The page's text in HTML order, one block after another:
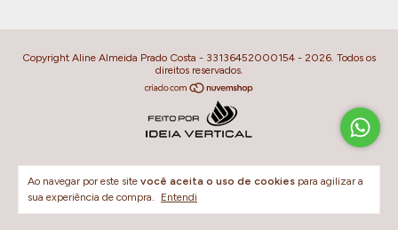
Ao navegar por este site você aceita o uso de cookies para agilizar a
sua experiência de compra.
Entendi
Copyright Aline Almeida Prado Costa - 33136452000154 - 2026. Todos os
direitos reservados.